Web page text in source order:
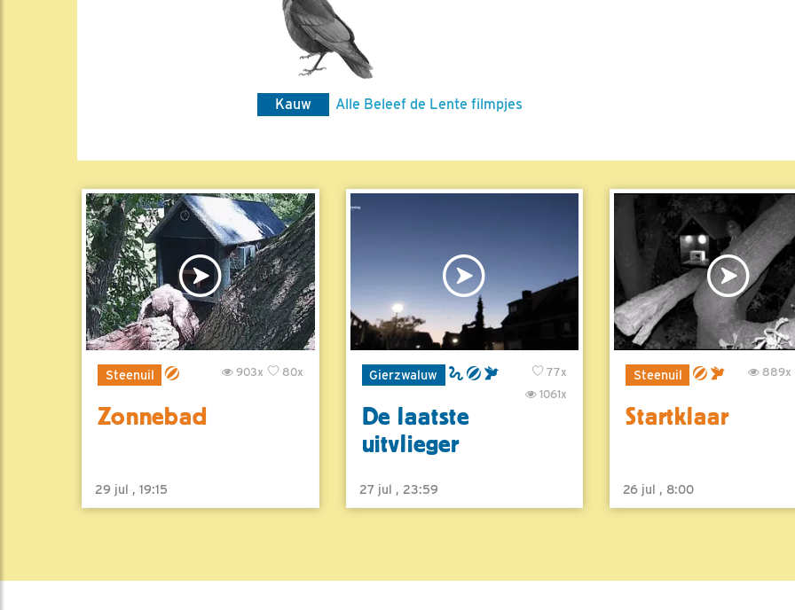
Kauw Alle Beleef de Lente filmpjes
Steenuil 80x
903x
Zonnebad
29 jul , 19:15
Gierzwaluw
77x
1061x
De laatste
uitvlieger
27 jul , 23:59
Steenuil 889x
Startklaar
26 jul , 8:00